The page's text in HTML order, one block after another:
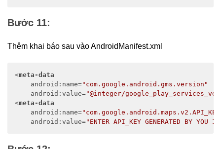
Bước 11:
Thêm khai báo sau vào AndroidManifest.xml
<meta-data
android:name="com.google.android.gms.version"
android:value="@integer/
<meta-data
android:name=
android:value="ENTER API_KEY GENERATED BY YOU